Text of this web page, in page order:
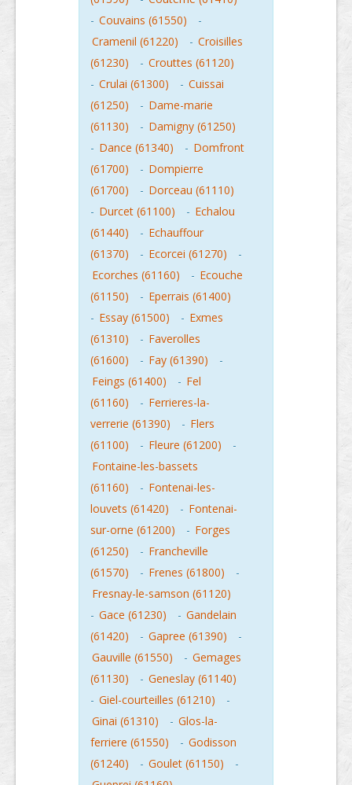
- Couvains (61550)
-
Cramenil (61220)
- Croisilles
(61230)
- Crouttes (61120)
- Crulai (61300) - Cuissai
(61250)
- Dame-marie
(61130)
- Damigny (61250)
- Dance (61340) - Domfront
(61700)
- Dompierre
(61700)
- Dorceau (61110)
- Durcet (61100) - Echalou
(61440)
- Echauffour
(61370)
- Ecorcei (61270)
-
Ecorches (61160)
- Ecouche
(61150)
- Eperrais (61400)
- Essay (61500) - Exmes
(61310)
- Faverolles
(61600)
- Fay (61390)
-
Feings (61400)
- Fel
(61160)
- Ferrieres-la-
verrerie (61390)
- Flers
(61100)
- Fleure (61200)
-
Fontaine-les-bassets
(61160)
- Fontenai-les-
louvets (61420)
- Fontenai-
sur-orne (61200)
- Forges
(61250)
- Francheville
(61570)
- Frenes (61800)
-
Fresnay-le-samson (61120)
- Gace (61230) - Gandelain
(61420)
- Gapree (61390)
-
Gauville (61550)
- Gemages
(61130)
- Geneslay (61140)
- Giel-courteilles (61210)
-
Ginai (61310)
- Glos-la-
ferriere (61550)
- Godisson
(61240)
- Goulet (61150)
-